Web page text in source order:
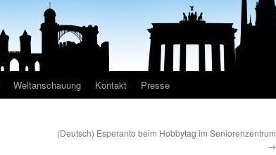
Weltanschauung Kontakt Presse
(Deutsch) Esperanto beim Hobbytag im Seniorenzentrum
→